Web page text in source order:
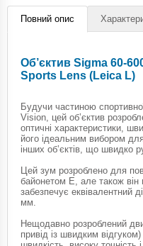
Повний опис
Об’єктив Sigma 60-
Sports Lens (Leica L)
Будучи частиною
Vision, цей об’єктив
оптичні характеристики,
його ідеальним вибором
інших об’єктів, що швидко
Цей зум розроблено для
байонетом E, але також
забезпечує еквівалентний
мм.
Нещодавно розроблений
привід із швидким